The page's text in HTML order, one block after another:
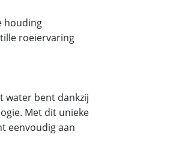
houding
roeiervaring
water bent dankzij
Met dit unieke
eenvoudig aan